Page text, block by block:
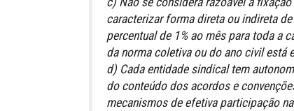
caracterizar forma direta ou indireta
percentual de 1% ao mês para toda a
da norma coletiva ou do ano civil
d) Cada entidade sindical tem
do conteúdo dos acordos e
mecanismos de efetiva participação